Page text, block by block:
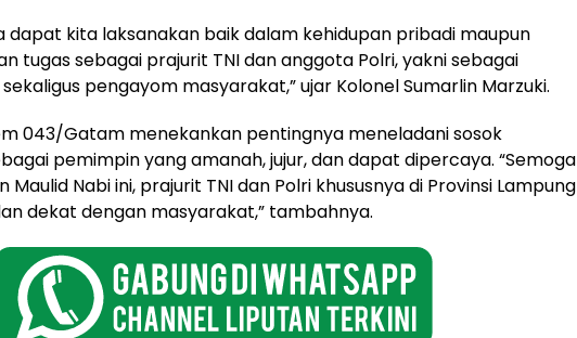
dapat kita laksanakan baik dalam kehidupan pribadi maupun
tugas sebagai prajurit TNI dan anggota Polri, yakni sebagai
pengayom masyarakat,” ujar Kolonel Sumarlin Marzuki.
043/Gatam menekankan pentingnya meneladani sosok
pemimpin yang amanah, jujur, dan dapat dipercaya. “Semoga
Nabi ini, prajurit TNI dan Polri khususnya di Provinsi Lampung
dekat dengan masyarakat,” tambahnya.